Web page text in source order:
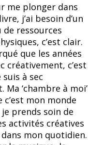
me plonger dans
j’ai besoin d’un
ressources
c’est clair.
que les années
créativement, c’est
à sec
Ma ‘chambre à moi’
c’est mon monde
prends soin de
activités créatives
mon quotidien.